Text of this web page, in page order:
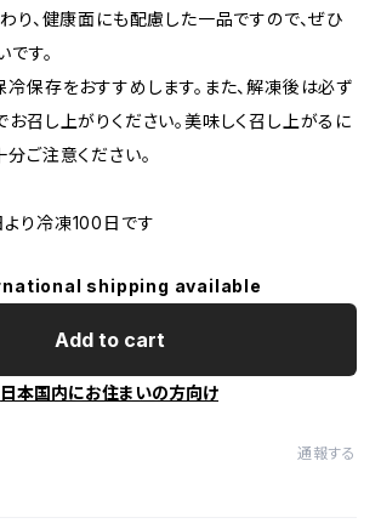
り、健康面にも配慮した一品ですので、ぜひ
す。
冷保存をおすすめします。また、解凍後は必ず
お召し上がりください。美味しく召し上がるに
ご注意ください。
り冷凍100日です
shipping available
Add to cart
日本国内にお住まいの方向け
通報する